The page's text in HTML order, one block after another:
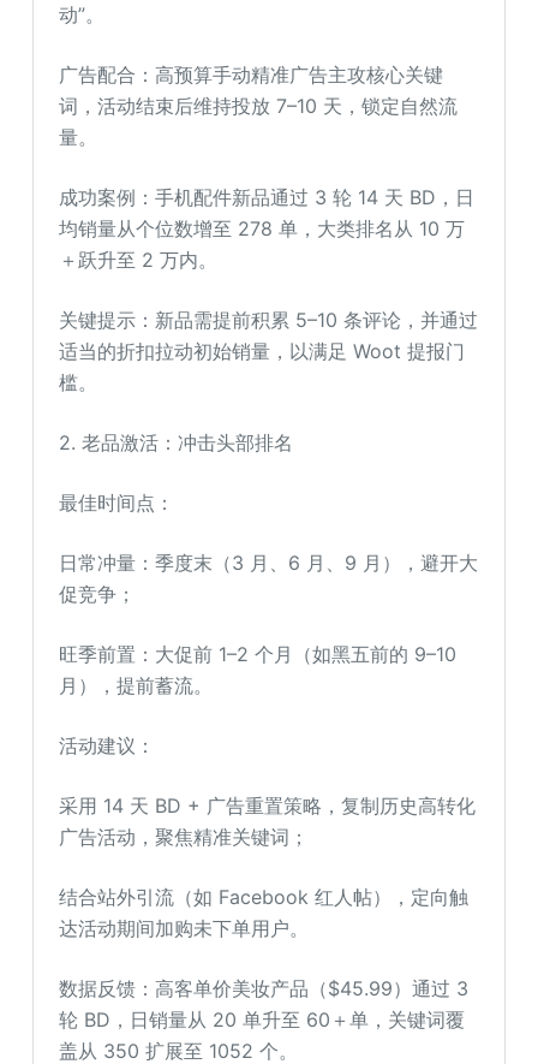
动”。
广告配合：高预算手动精准广告主攻核心关键
词，活动结束后维持投放 7–10 天，锁定自然流
量。
成功案例：手机配件新品通过 3 轮 14 天 BD，日
均销量从个位数增至 278 单，大类排名从 10 万
＋跃升至 2 万内。
关键提示：新品需提前积累 5–10 条评论，并通过
适当的折扣拉动初始销量，以满足 Woot 提报门
槛。
2. 老品激活：冲击头部排名
最佳时间点：
日常冲量：季度末（3 月、6 月、9 月），避开大
促竞争；
旺季前置：大促前 1–2 个月（如黑五前的 9–10
月），提前蓄流。
活动建议：
采用 14 天 BD + 广告重置策略，复制历史高转化
广告活动，聚焦精准关键词；
结合站外引流（如 Facebook 红人帖），定向触
达活动期间加购未下单用户。
数据反馈：高客单价美妆产品（$45.99）通过 3
轮 BD，日销量从 20 单升至 60＋单，关键词覆
盖从 350 扩展至 1052 个。